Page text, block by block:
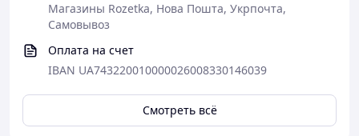
Магазины Rozetka, Нова Пошта, Укрпочта,
Самовывоз
Оплата на счет
IBAN UA743220010000026008330146039
Смотреть всё